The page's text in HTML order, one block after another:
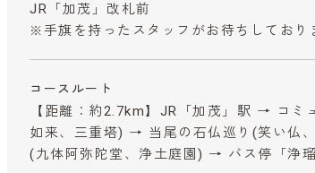
JR「加茂」改札前
※手旗を持ったスタッフがお待ちしており
コースルート
【距離：約2.7km】JR「加茂」駅 → コ
如来、三重塔) → 当尾の石仏巡り(笑い仏
(九体阿弥陀堂、浄土庭園) → バス停「浄